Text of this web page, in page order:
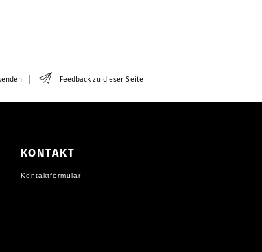
Feedback zu dieser Seite
KONTAKT
Kontaktformular